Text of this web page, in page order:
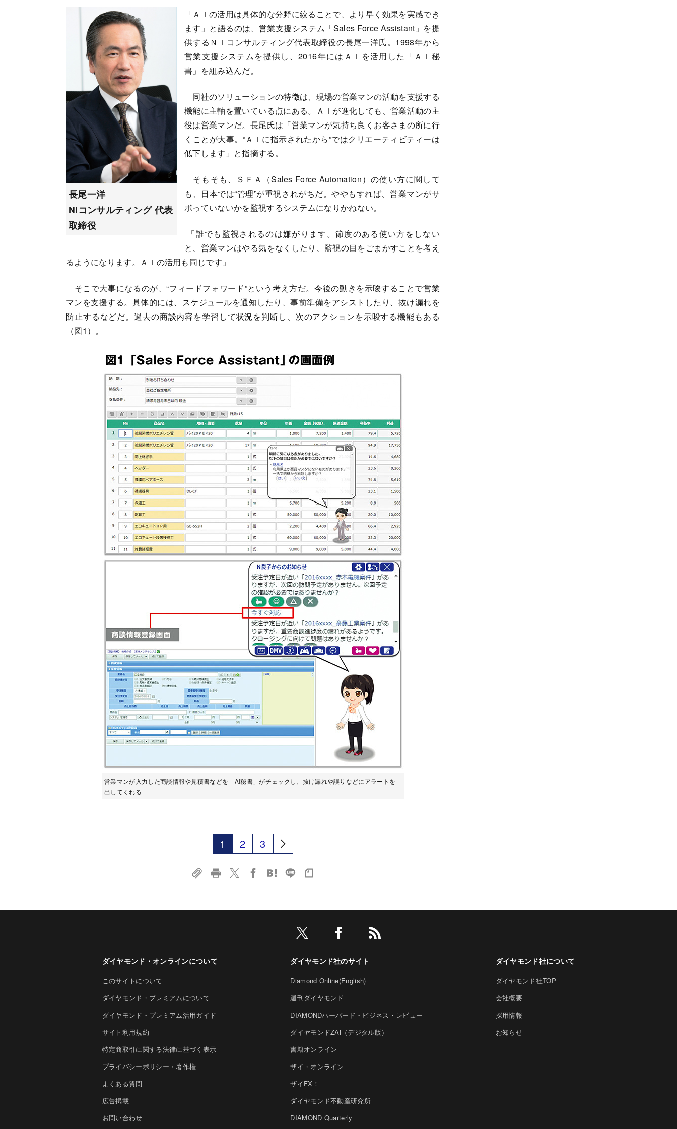
長尾一洋
NIコンサルティング 代表
取締役
「ＡＩの活用は具体的な分野に絞ることで、より早く効果を実感でき
ます」と語るのは、営業支援システム「Sales Force Assistant」を提
供するＮＩコンサルティング代表取締役の長尾一洋氏。1998年から
営業支援システムを提供し、2016年にはＡＩを活用した「ＡＩ秘
書」を組み込んだ。
同社のソリューションの特徴は、現場の営業マンの活動を支援する
機能に主軸を置いている点にある。ＡＩが進化しても、営業活動の主
役は営業マンだ。長尾氏は「営業マンが気持ち良くお客さまの所に行
くことが大事。“ＡＩに指示されたから”ではクリエーティビティーは
低下します」と指摘する。
そもそも、ＳＦＡ（Sales Force Automation）の使い方に関して
も、日本では“管理”が重視されがちだ。ややもすれば、営業マンがサ
ボっていないかを監視するシステムになりかねない。
「誰でも監視されるのは嫌がります。節度のある使い方をしない
と、営業マンはやる気をなくしたり、監視の目をごまかすことを考え
るようになります。ＡＩの活用も同じです」
そこで大事になるのが、“フィードフォワード”という考え方だ。今後の動きを示唆することで営業
マンを支援する。具体的には、スケジュールを通知したり、事前準備をアシストしたり、抜け漏れを
防止するなどだ。過去の商談内容を学習して状況を判断し、次のアクションを示唆する機能もある
（図1）。
営業マンが入力した商談情報や見積書などを「AI秘書」がチェックし、抜け漏れや誤りなどにアラートを
出してくれる
1 2 3
ダイヤモンド・オンラインについて
このサイトについて
ダイヤモンド・プレミアムについて
ダイヤモンド・プレミアム活用ガイド
サイト利用規約
特定商取引に関する法律に基づく表示
プライバシーポリシー・著作権
よくある質問
広告掲載
お問い合わせ
ダイヤモンド社のサイト
Diamond Online(English)
週刊ダイヤモンド
DIAMONDハーバード・ビジネス・レビュー
ダイヤモンドZAi（デジタル版）
書籍オンライン
ザイ・オンライン
ザイFX！
ダイヤモンド不動産研究所
DIAMOND Quarterly
ダイヤモンド社について
ダイヤモンド社TOP
会社概要
採用情報
お知らせ